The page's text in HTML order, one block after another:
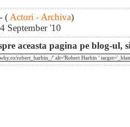
- ( Actori - Archiva)
September '10
aceasta pagina pe blog-ul,